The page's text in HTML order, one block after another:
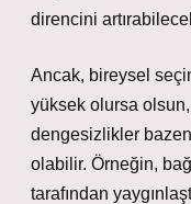
direncini
Ancak, bireysel
yüksek olursa
dengesizlikler
olabilir. Örneğin,
tarafından